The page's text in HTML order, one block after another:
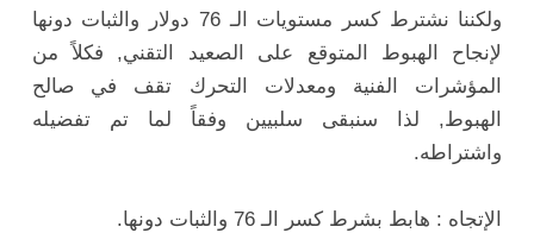
ولكننا نشترط كسر مستويات الـ 76 دولار والثبات دونها
لإنجاح الهبوط المتوقع على الصعيد التقني, فكلاً من
المؤشرات الفنية ومعدلات التحرك تقف في صالح
الهبوط, لذا سنبقى سلبيين وفقاً لما تم تفضيله
واشتراطه.
الإتجاه : هابط بشرط كسر الـ 76 والثبات دونها.